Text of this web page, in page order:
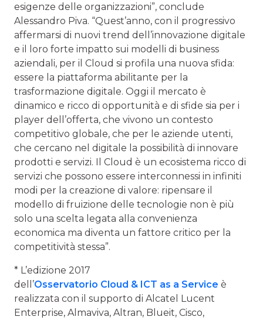
esigenze delle organizzazioni”, conclude
Alessandro Piva. “Quest’anno, con il progressivo
affermarsi di nuovi trend dell’innovazione digitale
e il loro forte impatto sui modelli di business
aziendali, per il Cloud si profila una nuova sfida:
essere la piattaforma abilitante per la
trasformazione digitale. Oggi il mercato è
dinamico e ricco di opportunità e di sfide sia per i
player dell’offerta, che vivono un contesto
competitivo globale, che per le aziende utenti,
che cercano nel digitale la possibilità di innovare
prodotti e servizi. Il Cloud è un ecosistema ricco di
servizi che possono essere interconnessi in infiniti
modi per la creazione di valore: ripensare il
modello di fruizione delle tecnologie non è più
solo una scelta legata alla convenienza
economica ma diventa un fattore critico per la
competitività stessa”.
* L’edizione 2017
dell’Osservatorio Cloud & ICT as a Service è
realizzata con il supporto di Alcatel Lucent
Enterprise, Almaviva, Altran, Blueit, Cisco,